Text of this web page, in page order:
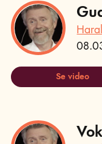
Se video